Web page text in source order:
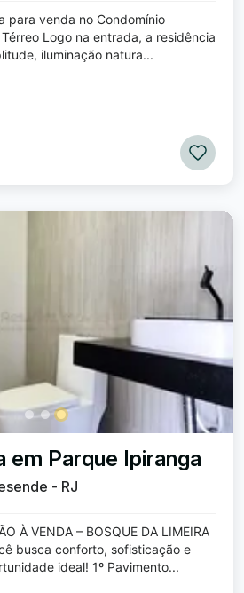
para venda no Condomínio
Logo na entrada, a residência
iluminação natura...
em Parque Ipiranga
- RJ
À VENDA – BOSQUE DA LIMEIRA
busca conforto, sofisticação e
ideal! 1º Pavimento...